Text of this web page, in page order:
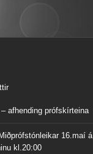
afhending prófskírteina
16.maí á
kl.20:00